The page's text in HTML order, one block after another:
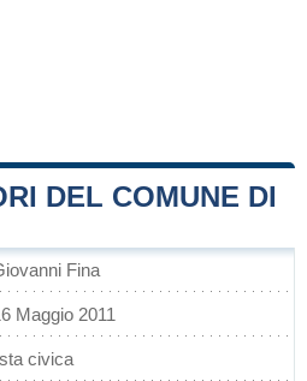
DEL COMUNE DI
Fina
Maggio 2011
civica